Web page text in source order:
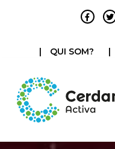
|
QUI SOM? |